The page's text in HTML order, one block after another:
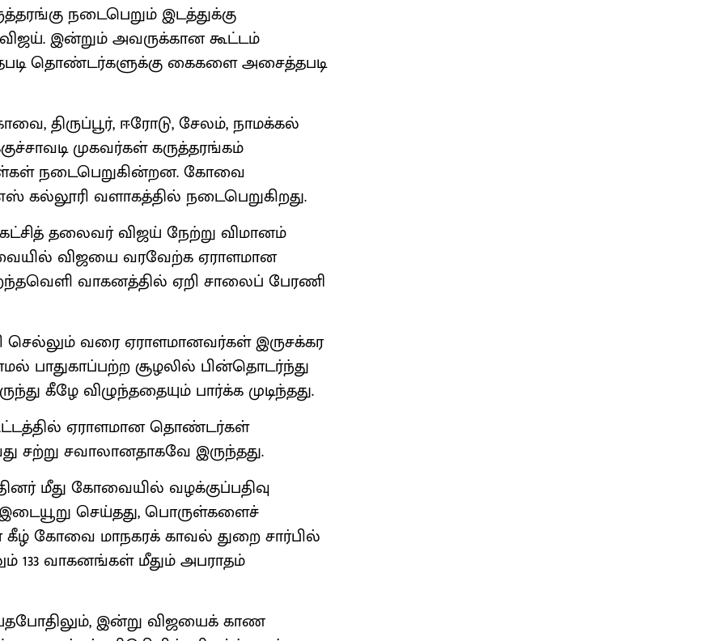
நடைபெறும் இடத்துக்கு
இன்றும் அவருக்கான கூட்டம்
தொண்டர்களுக்கு கைகளை அசைத்தபடி
திருப்பூர், ஈரோடு, சேலம், நாமக்கல்
முகவர்கள் கருத்தரங்கம்
நடைபெறுகின்றன. கோவை
வளாகத்தில் நடைபெறுகிறது.
தலைவர் விஜய் நேற்று விமானம்
விஜயை வரவேற்க ஏராளமான
வாகனத்தில் ஏறி சாலைப் பேரணி
செல்லும் வரை ஏராளமானவர்கள் இருசக்கர
சூழலில் பின்தொடர்ந்து
கீழே விழுந்ததையும் பார்க்க முடிந்தது.
ஏராளமான தொண்டர்கள்
சற்று சவாலானதாகவே இருந்தது.
மீது கோவையில் வழக்குப்பதிவு
செய்தது, பொருள்களைச்
கீழ் கோவை மாநகரக் காவல் துறை சார்பில்
133 வாகனங்கள் மீதும் அபராதம்
இன்று விஜயைக் காண